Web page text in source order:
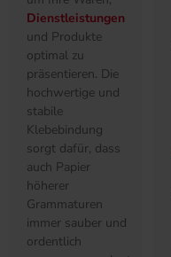
Dienstleistungen
und Produkte
optimal zu
präsentieren. Die
hochwertige und
stabile
Klebebindung
sorgt dafür, dass
auch Papier
höherer
Grammaturen
immer sauber und
ordentlich